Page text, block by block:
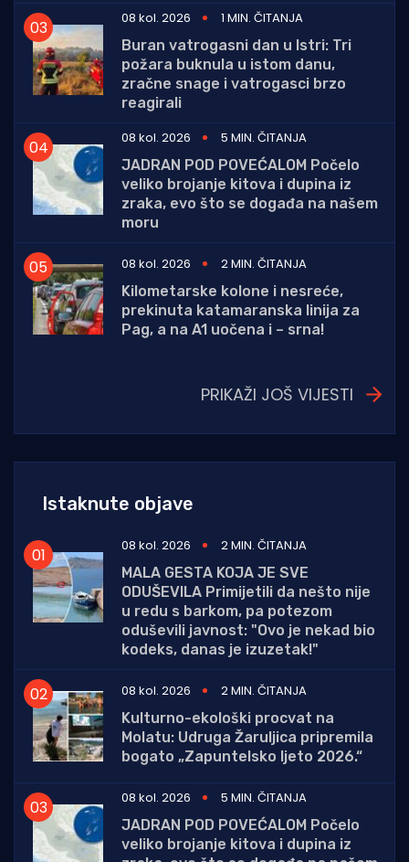
08 kol. 2026
1 MIN. ČITANJA
Buran vatrogasni dan u Istri: Tri
požara buknula u istom danu,
zračne snage i vatrogasci brzo
reagirali
08 kol. 2026
5 MIN. ČITANJA
JADRAN POD POVEĆALOM Počelo
veliko brojanje kitova i dupina iz
zraka, evo što se događa na našem
moru
08 kol. 2026
2 MIN. ČITANJA
Kilometarske kolone i nesreće,
prekinuta katamaranska linija za
Pag, a na A1 uočena i – srna!
PRIKAŽI JOŠ VIJESTI
Istaknute objave
08 kol. 2026
2 MIN. ČITANJA
MALA GESTA KOJA JE SVE
ODUŠEVILA Primijetili da nešto nije
u redu s barkom, pa potezom
oduševili javnost: "Ovo je nekad bio
kodeks, danas je izuzetak!"
08 kol. 2026
2 MIN. ČITANJA
Kulturno-ekološki procvat na
Molatu: Udruga Žaruljica pripremila
bogato „Zapuntelsko ljeto 2026.“
08 kol. 2026
5 MIN. ČITANJA
JADRAN POD POVEĆALOM Počelo
veliko brojanje kitova i dupina iz